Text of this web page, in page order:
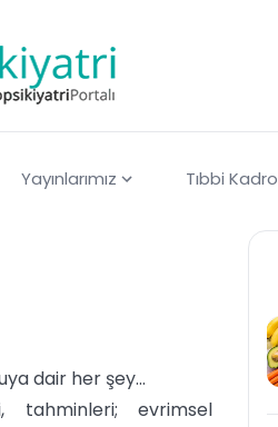
Yayınlarımız Tıbbi Kadro
dair her şey…
tahminleri; evrimsel